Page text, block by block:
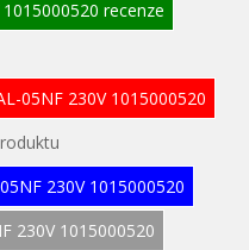
recenze
05NF 230V 1015000520
230V 1015000520
230V 1015000520